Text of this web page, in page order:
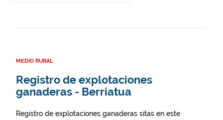
MEDIO RURAL
Registro de explotaciones
ganaderas - Berriatua
Registro de explotaciones ganaderas sitas en este